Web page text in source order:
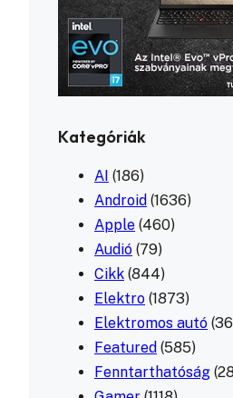
Kategóriák
AI (186)
Android (1636)
Apple (460)
Audió (79)
Cikk (844)
Elektro (1873)
Elektromos autó
Featured (585)
Fenntarthatóság